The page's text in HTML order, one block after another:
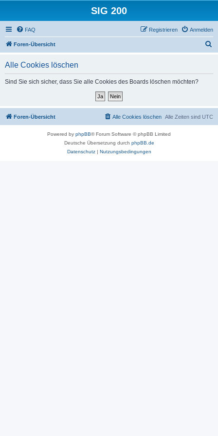
SIG 200
FAQ Anmelden
Registrieren
Foren-Übersicht
Alle Cookies löschen
Sind Sie sich sicher, dass Sie alle Cookies des Boards löschen möchten?
Foren-Übersicht Alle Zeiten sind UTC
Alle Cookies löschen
Powered by phpBB® Forum Software © phpBB Limited
Deutsche Übersetzung durch phpBB.de
Datenschutz| Nutzungsbedingungen